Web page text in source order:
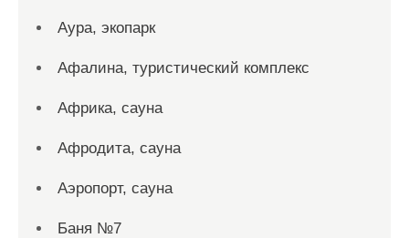
Аура, экопарк
Афалина, туристический комплекс
Африка, сауна
Афродита, сауна
Аэропорт, сауна
Баня №7